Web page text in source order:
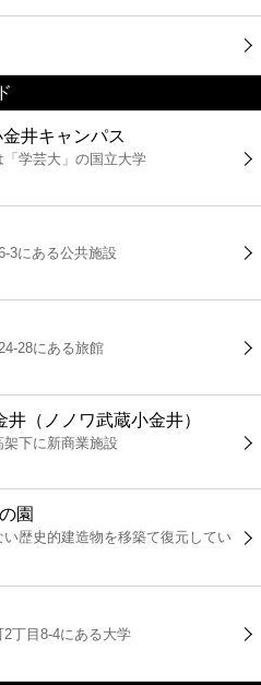
井キャンパス
学芸大」の国立大学
3にある公共施設
28にある旅館
（ノノワ武蔵小金井）
下に新商業施設
園
歴史的建造物を移築て復元してい
丁目8-4にある大学